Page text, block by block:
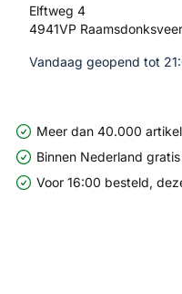
Elftweg 4
4941VP Raamsdonksveer
Vandaag geopend tot
Meer dan 40.000
Binnen Nederland
Voor 16:00 besteld,